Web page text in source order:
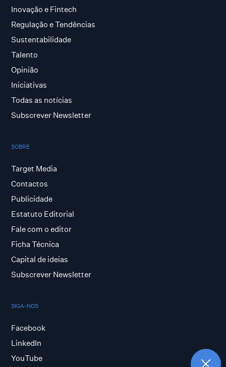
Inovação e Fintech
Regulação e Tendências
Sustentabilidade
Talento
Opinião
Iniciativas
Todas as notícias
Subscrever Newsletter
SOBRE
Target Media
Contactos
Publicidade
Estatuto Editorial
Fale com o editor
Ficha Técnica
Capital de ideias
Subscrever Newsletter
SIGA-NOS
Facebook
LinkedIn
YouTube